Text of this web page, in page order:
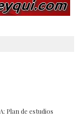
Plan de estudios